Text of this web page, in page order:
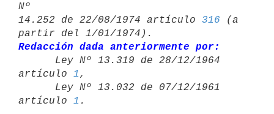
Nº
14.252 de 22/08/1974 artículo 316 (a
Redacción dada anteriormente por:
artículo 1 ,
artículo 1